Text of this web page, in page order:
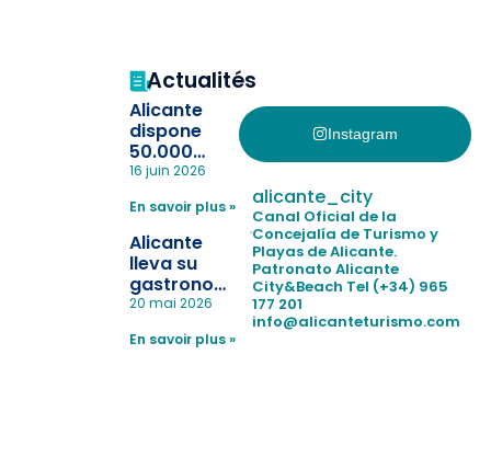
Actualités
Alicante
dispone
50.000
pulseras
la
pérdida de niños
en las
playas y
realiza con
simulacro de socorrismo
16 juin 2026
En savoir plus »
Alicante
lleva su
gastronomía
a Madrid
reforzar el
20 mai 2026
En savoir plus »
Instagram
alicante_city
Canal Oficial de la
Concejalía de Turismo y
Playas de Alicante.
Patronato Alicante
City&Beach Tel (+34) 965
177 201
info@alicanteturismo.com